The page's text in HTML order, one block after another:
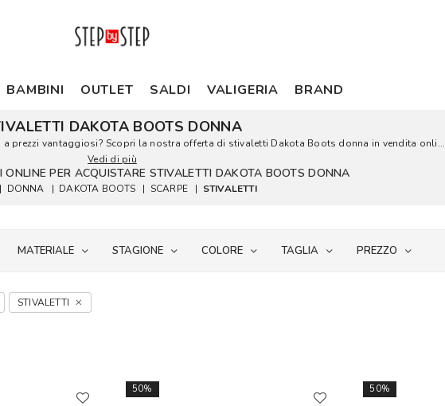
BAMBINI OUTLET SALDI VALIGERIA BRAND
DAKOTA BOOTS DONNA
prezzi vantaggiosi? Scopri la nostra offerta di stivaletti Dakota Boots donna in vendita onli...
Vedi di più
ONLINE PER ACQUISTARE STIVALETTI DAKOTA BOOTS DONNA
| DONNA | DAKOTA BOOTS | SCARPE | STIVALETTI
MATERIALE STAGIONE COLORE TAGLIA PREZZO
STIVALETTI
50% 50%